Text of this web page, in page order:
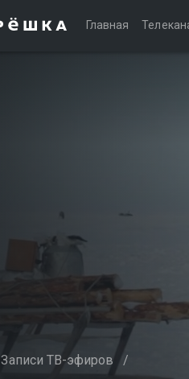
Главная
Записи ТВ-эфиров /